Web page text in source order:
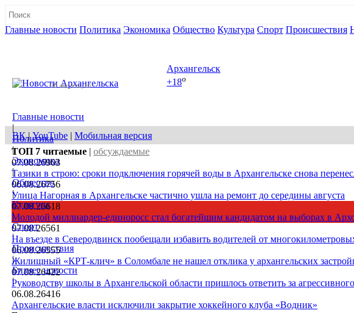
Главные новости Политика Экономика Общество Культура Спорт Происшествия
08 августа, сб
Архангельск
+18o
Главные новости
|
Политика
|
Экономика
|
Общество
|
Культура
|
Спорт
|
Происшествия
|
Бизнес новости
|
ВК|YouTube | Мобильная версия
ТОП 7 читаемые | обсуждаемые
07.08.26903
Тазики в строю: сроки подключения горячей воды в Архангельске снова
06.08.26756
Улица Нагорная в Архангельске частично ушла на ремонт до середины августа
07.08.26618
Молодой миллиардер-единоросс стал богатейшим кандидатом на выборах в
07.08.26561
На въезде в Северодвинск пообещали избавить водителей от
06.08.26555
Жилищный «КРТ-клич» в Соломбале не нашел отклика у архангельских
07.08.26422
Руководству школы в Архангельской области пришлось ответить за
06.08.26416
Архангельские власти исключили закрытие хоккейного клуба «Водник»